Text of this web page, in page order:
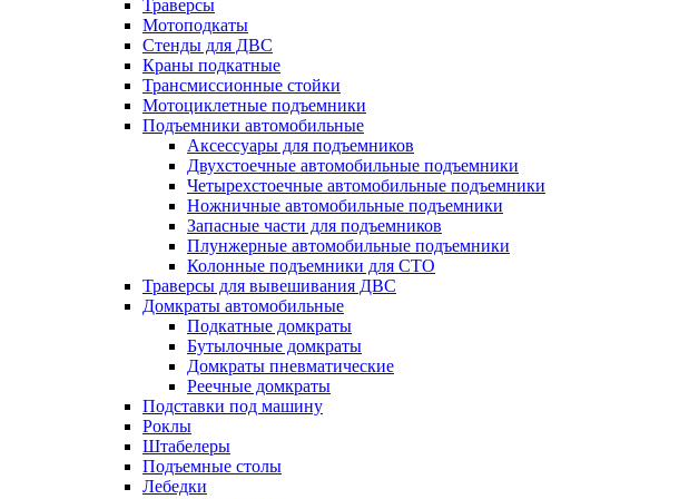
Траверсы
Мотоподкаты
Стенды для ДВС
Краны подкатные
Трансмиссионные стойки
Мотоциклетные подъемники
Подъемники автомобильные
Аксессуары для подъемников
Двухстоечные автомобильные подъемники
Четырехстоечные автомобильные подъемники
Ножничные автомобильные подъемники
Запасные части для подъемников
Плунжерные автомобильные подъемники
Колонные подъемники для СТО
Траверсы для вывешивания ДВС
Домкраты автомобильные
Подкатные домкраты
Бутылочные домкраты
Домкраты пневматические
Реечные домкраты
Подставки под машину
Роклы
Штабелеры
Подъемные столы
Лебедки